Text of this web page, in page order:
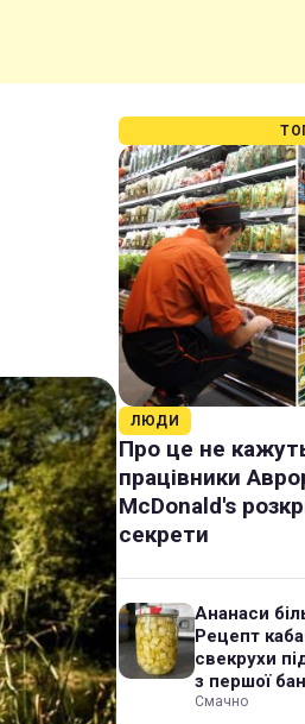
ЛЮДИ
Про це не
працівники
McDonald's
секрети
Ананаси
Рецепт
свекрухи
з першої
Смачно